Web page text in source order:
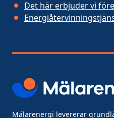
Det här erbjuder vi
Mälarenergi levererar